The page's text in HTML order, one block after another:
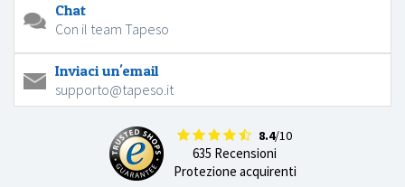
Chat
Con il team Tapeso
Inviaci un'email
supporto@tapeso.it
8.4/10
635 Recensioni
Protezione acquirenti